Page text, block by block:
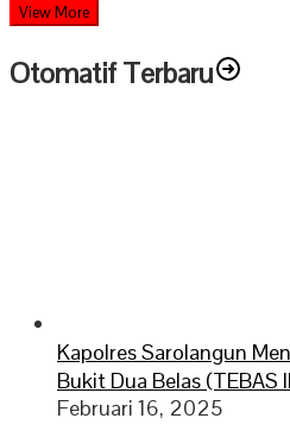
View More
Otomatif Terbaru
Kapolres Sarolangun
Bukit Dua Belas (TEBAS
Februari 16, 2025